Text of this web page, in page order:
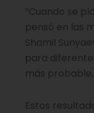
“Cuando se
pensó en las
Shamil
para
más
Estos